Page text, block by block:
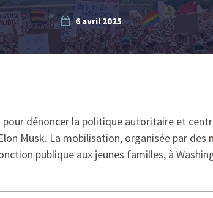
6 avril 2025
pour dénoncer la politique autoritaire et
Musk. La mobilisation, organisée par
publique aux jeunes familles, à